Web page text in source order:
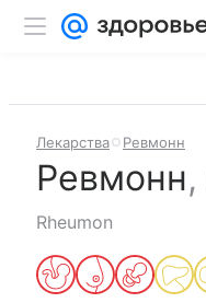
Лекарства Ревмонн
Ревмонн,
Rheumon